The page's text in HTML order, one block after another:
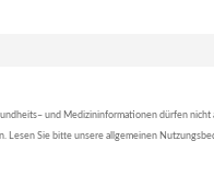
und Medizininformationen dürfen nicht
Lesen Sie bitte unsere allgemeinen